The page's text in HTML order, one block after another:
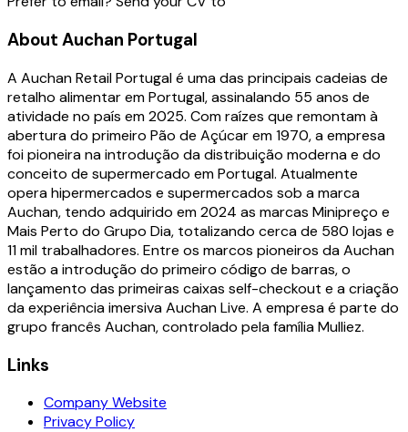
About Auchan Portugal
A Auchan Retail Portugal é uma das principais cadeias de
retalho alimentar em Portugal, assinalando 55 anos de
atividade no país em 2025. Com raízes que remontam à
abertura do primeiro Pão de Açúcar em 1970, a empresa
foi pioneira na introdução da distribuição moderna e do
conceito de supermercado em Portugal. Atualmente
opera hipermercados e supermercados sob a marca
Auchan, tendo adquirido em 2024 as marcas Minipreço e
Mais Perto do Grupo Dia, totalizando cerca de 580 lojas e
11 mil trabalhadores. Entre os marcos pioneiros da Auchan
estão a introdução do primeiro código de barras, o
lançamento das primeiras caixas self-checkout e a criação
da experiência imersiva Auchan Live. A empresa é parte do
grupo francês Auchan, controlado pela família Mulliez.
Links
Company Website
Privacy Policy